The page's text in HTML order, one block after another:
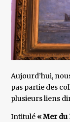
Aujourd’hui,
pas partie des
plusieurs liens
Intitulé « Mer